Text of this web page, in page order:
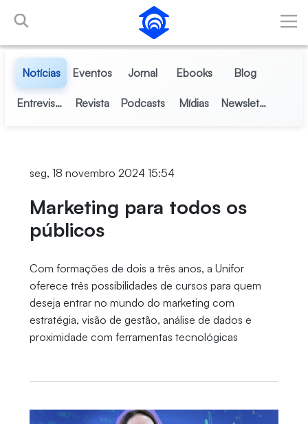
Pular para o Conteúdo principal
Notícias Eventos Jornal Ebooks Blog
Entrevistas Revista Podcasts Mídias Newsletter
seg, 18 novembro 2024 15:54
Marketing para todos os
públicos
Com formações de dois a três anos, a Unifor
oferece três possibilidades de cursos para quem
deseja entrar no mundo do marketing com
estratégia, visão de gestão, análise de dados e
proximidade com ferramentas tecnológicas